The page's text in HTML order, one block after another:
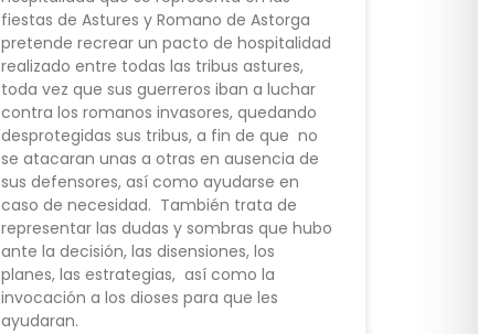
fiestas de Astures y Romano de Astorga
pretende recrear un pacto de hospitalidad
realizado entre todas las tribus astures,
toda vez que sus guerreros iban a luchar
contra los romanos invasores, quedando
desprotegidas sus tribus, a fin de que no
se atacaran unas a otras en ausencia de
sus defensores, así como ayudarse en
caso de necesidad. También trata de
representar las dudas y sombras que hubo
ante la decisión, las disensiones, los
planes, las estrategias, así como la
invocación a los dioses para que les
ayudaran.